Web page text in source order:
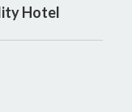
Hotel